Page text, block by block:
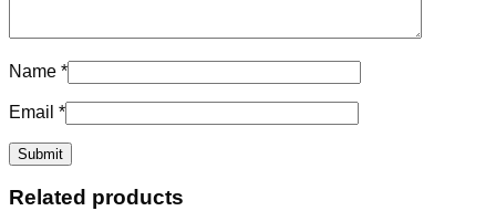
Name *
Email *
Related products